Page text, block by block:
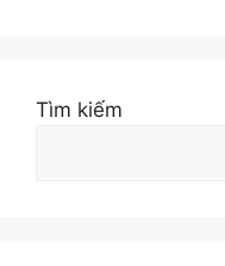
Tìm kiếm